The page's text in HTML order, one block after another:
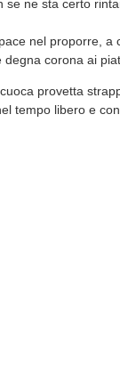
se ne sta certo
nel proporre, a
corona ai
provetta
tempo libero e